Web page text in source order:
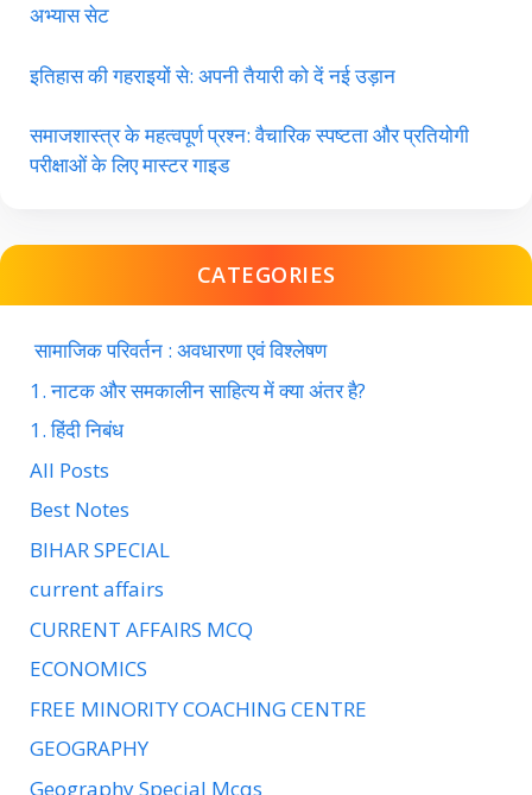
अभ्यास सेट
इतिहास की गहराइयों से: अपनी तैयारी को दें नई उड़ान
समाजशास्त्र के महत्वपूर्ण प्रश्न: वैचारिक स्पष्टता और प्रतियोगी
परीक्षाओं के लिए मास्टर गाइड
CATEGORIES
सामाजिक परिवर्तन : अवधारणा एवं विश्लेषण
1. नाटक और समकालीन साहित्य में क्या अंतर है?
1. हिंदी निबंध
All Posts
Best Notes
BIHAR SPECIAL
current affairs
CURRENT AFFAIRS MCQ
ECONOMICS
FREE MINORITY COACHING CENTRE
GEOGRAPHY
Geography Special Mcqs